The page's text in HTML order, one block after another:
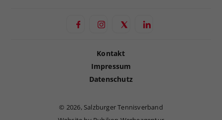
Kontakt
Impressum
Datenschutz
© 2026, Salzburger Tennisverband